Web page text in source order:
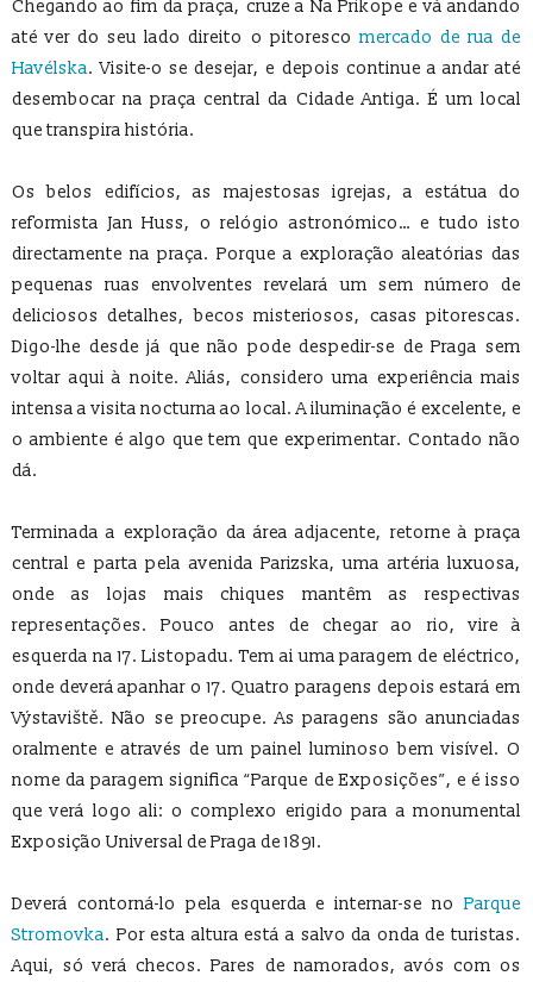
Chegando ao fim da praça, cruze a Na Prikope e vá andando
até ver do seu lado direito o pitoresco mercado de rua de
Havélska. Visite-o se desejar, e depois continue a andar até
desembocar na praça central da Cidade Antiga. É um local
que transpira história.
Os belos edifícios, as majestosas igrejas, a estátua do
reformista Jan Huss, o relógio astronómico… e tudo isto
directamente na praça. Porque a exploração aleatórias das
pequenas ruas envolventes revelará um sem número de
deliciosos detalhes, becos misteriosos, casas pitorescas.
Digo-lhe desde já que não pode despedir-se de Praga sem
voltar aqui à noite. Aliás, considero uma experiência mais
intensa a visita nocturna ao local. A iluminação é excelente, e
o ambiente é algo que tem que experimentar. Contado não
dá.
Terminada a exploração da área adjacente, retorne à praça
central e parta pela avenida Parizska, uma artéria luxuosa,
onde as lojas mais chiques mantêm as respectivas
representações. Pouco antes de chegar ao rio, vire à
esquerda na 17. Listopadu. Tem ai uma paragem de eléctrico,
onde deverá apanhar o 17. Quatro paragens depois estará em
Výstaviště. Não se preocupe. As paragens são anunciadas
oralmente e através de um painel luminoso bem visível. O
nome da paragem significa “Parque de Exposições”, e é isso
que verá logo ali: o complexo erigido para a monumental
Exposição Universal de Praga de 1891.
Deverá contorná-lo pela esquerda e internar-se no Parque
Stromovka. Por esta altura está a salvo da onda de turistas.
Aqui, só verá checos. Pares de namorados, avós com os